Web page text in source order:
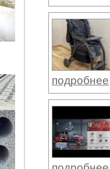
подробнее